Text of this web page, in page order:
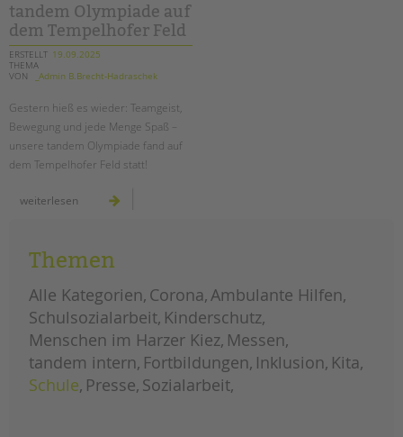
Gesellschafter VdK
schoolcoach BTL
tandem international
Stellenangebote
tandem als Arbeitgeberin
NEWS/BLOG
unkuerzbar
Magazin
KONTAKT
Impressum
Datenschutz
filmabend
und
eine
debatte
über
die
zukunft
der
in
berlin
tandem Olympiade auf
dem Tempelhofer Feld
ERSTELLT 19.09.2025
THEMA
VON
_Admin B.Brecht-Hadraschek
Gestern hieß es wieder: Teamgeist,
Bewegung und jede Menge Spaß –
unsere tandem Olympiade fand auf
dem Tempelhofer Feld statt!
weiterlesen tandem
olympiade
feld
Themen
Alle Kategorien Corona Ambulante Hilfen
Schulsozialarbeit Kinderschutz
Menschen im Harzer Kiez Messen
tandem intern Fortbildungen Inklusion Kita
Schule Presse Sozialarbeit